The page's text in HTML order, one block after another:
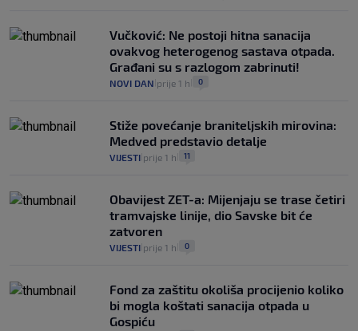
Vučković: Ne postoji hitna sanacija
ovakvog heterogenog sastava otpada.
Građani su s razlogom zabrinuti!
NOVI DAN prije 1 h 0
Stiže povećanje braniteljskih mirovina:
Medved predstavio detalje
VIJESTI prije 1 h 11
Obavijest ZET-a: Mijenjaju se trase četiri
tramvajske linije, dio Savske bit će
zatvoren
VIJESTI prije 1 h 0
Fond za zaštitu okoliša procijenio koliko
bi mogla koštati sanacija otpada u
Gospiću